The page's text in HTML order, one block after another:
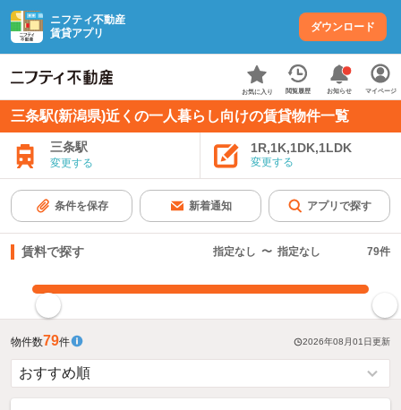
ニフティ不動産
賃貸アプリ
ダウンロード
お気に入り 閲覧履歴 お知らせ マイページ
三条駅(新潟県)近くの一人暮らし向けの賃貸物件一覧
三条駅
変更する
1R,1K,1DK,1LDK
変更する
条件を保存 新着通知 アプリで探す
賃料で探す 指定なし 〜 指定なし 79件
物件数79件 2026年08月01日更新